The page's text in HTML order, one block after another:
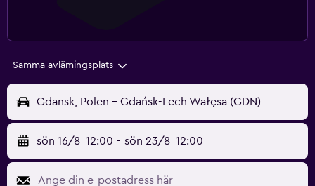
Samma avlämingsplats
Gdansk, Polen - Gdańsk-Lech Wałęsa (GDN)
sön 16/8 12:00 - sön 23/8 12:00